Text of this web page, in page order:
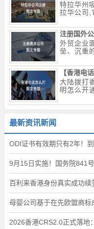
特拉华州
拉华公司,
注册国外
外贸企业
垒、沉重
【香港电
大陆拨打
明怎么开
最新资讯新闻
ODI证书有效期只有2年！
9月15日实施！国务院841
百利来香港身份真实成功续
母婴公司基于在先欧盟商
2026香港CRS2.0正式落地